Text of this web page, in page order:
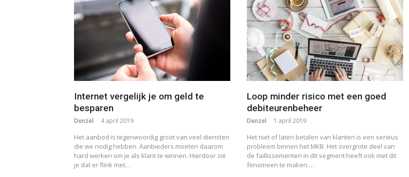
Internet vergelijk je om geld te
besparen
Denzel 4 april 2019
Het aanbod is tegenwoordig groot van veel diensten
die we nodig hebben. Aanbieders moeten daarom
hard werken om je als klant te winnen. Hierdoor zie
je dat er flink met…
Loop minder risico met een goed
debiteurenbeheer
Denzel 1 april 2019
Het niet of laten betalen van klanten is een serieus
probleem binnen het MKB. Het overgrote deel van
de faillissementen in dit segment heeft ook met dit
fenomeen te maken.…